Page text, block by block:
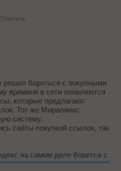
Ответить
бороться с покупными
времени в сети появляются
которые предлагают
Тот же Миралинкс
систему.
сайты покупкой ссылок, так
на самом деле борется с
видно, что их пиши